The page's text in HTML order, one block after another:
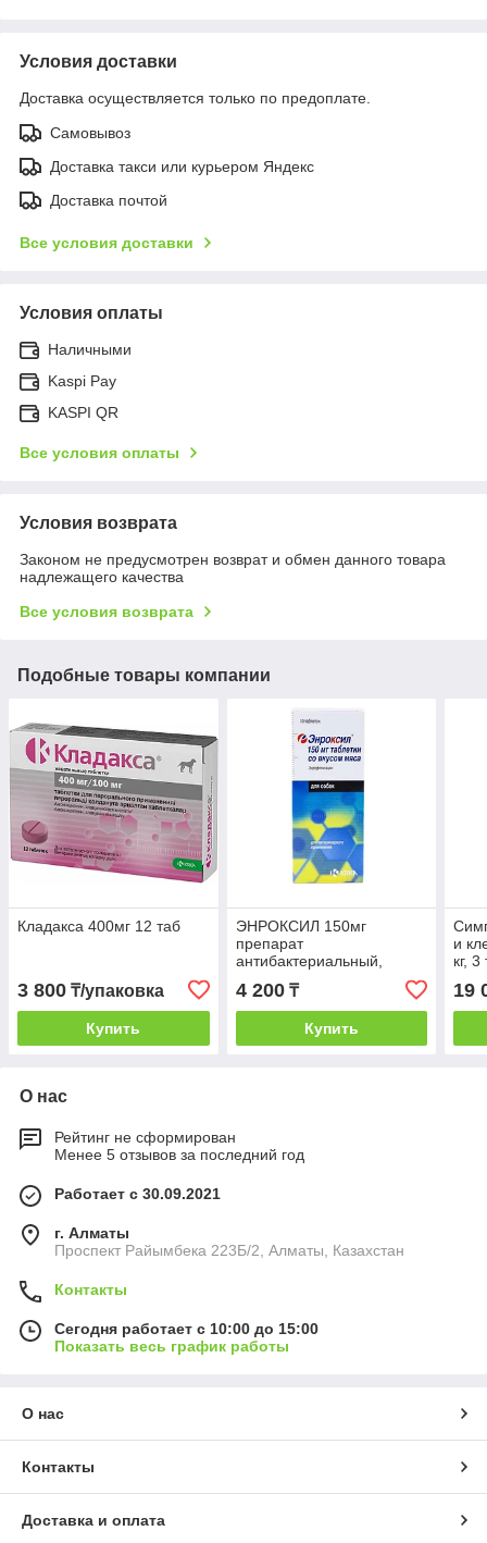
Условия доставки
Доставка осуществляется только по предоплате.
Самовывоз
Доставка такси или курьером Яндекс
Доставка почтой
Все условия доставки
Условия оплаты
Наличными
Kaspi Pay
KASPI QR
Все условия оплаты
Условия возврата
Законом не предусмотрен возврат и обмен данного товара
надлежащего качества
Все условия возврата
Подобные товары компании
Кладакса 400мг 12 таб
3 800 ₸/упаковка
Купить
ЭНРОКСИЛ 150мг
препарат
антибактериальный,
таблетки со вкусом мяса,
10 таблеток
4 200₸
Купить
и
кг,
19
О нас
Рейтинг не сформирован
Менее 5 отзывов за последний год
Работает с 30.09.2021
г. Алматы
Проспект Райымбека 223Б/2, Алматы, Казахстан
Контакты
Сегодня работает с 10:00 до 15:00
Показать весь график работы
О нас
Контакты
Доставка и оплата